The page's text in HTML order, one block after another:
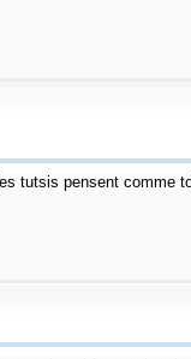
tutsis pensent comme